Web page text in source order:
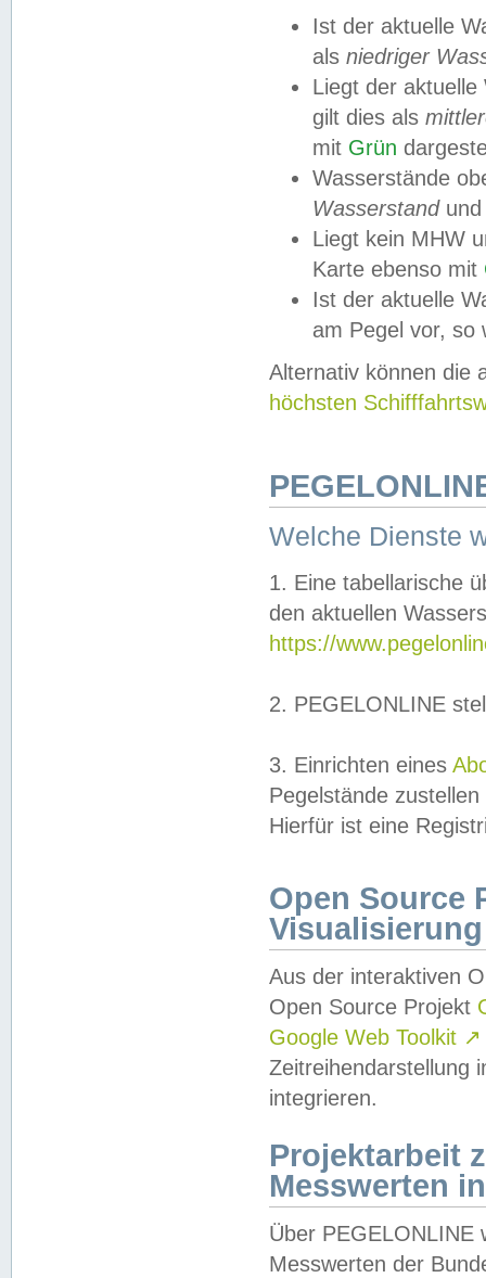
Ist der aktuelle
als niedriger
Liegt der
gilt dies als
mit Grün
Wasserstände
Wasserstandund
Liegt kein MHW
Karte ebenso mit
Ist der aktuelle
am Pegel vor,
Alternativ können die
höchsten
Welche Dienste
1. Eine tabellarische
den aktuellen
https://
2. PEGELONLINE
3. Einrichten eines
Pegelstände
Hierfür ist eine
Open Source
Visualisierung
Aus der interaktiven
Open Source Projekt
Google Web Toolkit ↗
Zeitreihendarstellung
integrieren.
Projektarbeit
Messwerten
Über PEGELONLINE
Messwerten der